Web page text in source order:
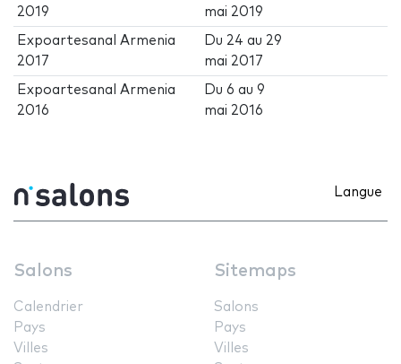
2019
mai 2019
Expoartesanal Armenia
2017
Du 24 au 29
mai 2017
Expoartesanal Armenia
2016
Du6 au9
mai 2016
Langue
Salons
Calendrier
Pays
Villes
Sitemaps
Salons
Pays
Villes